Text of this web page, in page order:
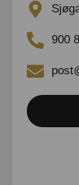
900